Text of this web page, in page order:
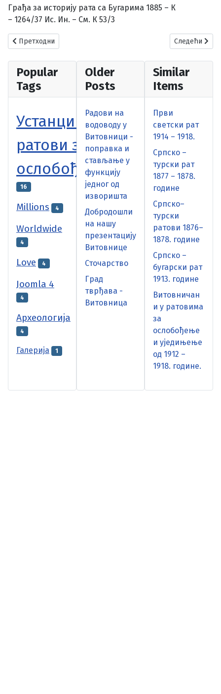
Грађа за историју рата са Бугарима 1885 – К
– 1264/37 Ис. Ин. – См. К 53/3
Претходни чланак: Српско – турски рат 1877 – 1878. године
Претходни Следећи
Следећи
Popular
Tags
Устанци и
ратови за
ослобођење
16
Millions 4
Worldwide
4
Love 4
Joomla 4
4
Археологија
4
Галерија 1
Older
Posts
Радови на
водоводу у
Витовници -
поправка и
стављање у
функцију
једног од
изворишта
Добродошли
на нашу
презентацију
Витовнице
Сточарство
Град
тврђава -
Витовница
Similar
Items
Први
светски рат
1914 – 1918.
Српско –
турски рат
1877 – 1878.
године
Српско–
турски
ратови 1876–
1878. године
Српско –
бугарски рат
1913. године
Витовничан
и у ратовима
за
ослобођење
и уједињење
од 1912 –
1918. године.